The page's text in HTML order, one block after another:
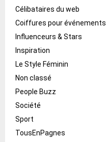
Célibataires du web
Coiffures pour événements
Influenceurs & Stars
Inspiration
Le Style Féminin
Non classé
People Buzz
Société
Sport
TousEnPagnes